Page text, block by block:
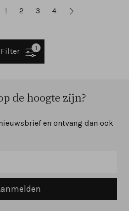
1 2 3 4
1
Filter
de hoogte zijn?
en ontvang dan ook